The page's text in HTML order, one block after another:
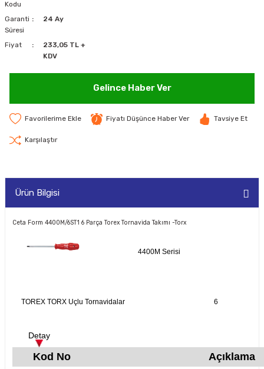
Kodu
Garanti
Süresi
24 Ay
Fiyat
233,05 TL +
KDV
Gelince Haber Ver
Fiyatı Düşünce Haber Ver Tavsiye Et
Karşılaştır
Ürün Bilgisi
Ceta Form 4400M/6ST1 6 Parça Torex Tornavida Takımı -Torx
4400M Serisi
TOREX TORX Uçlu Tornavidalar 6
Detay
Kod No Açıklama